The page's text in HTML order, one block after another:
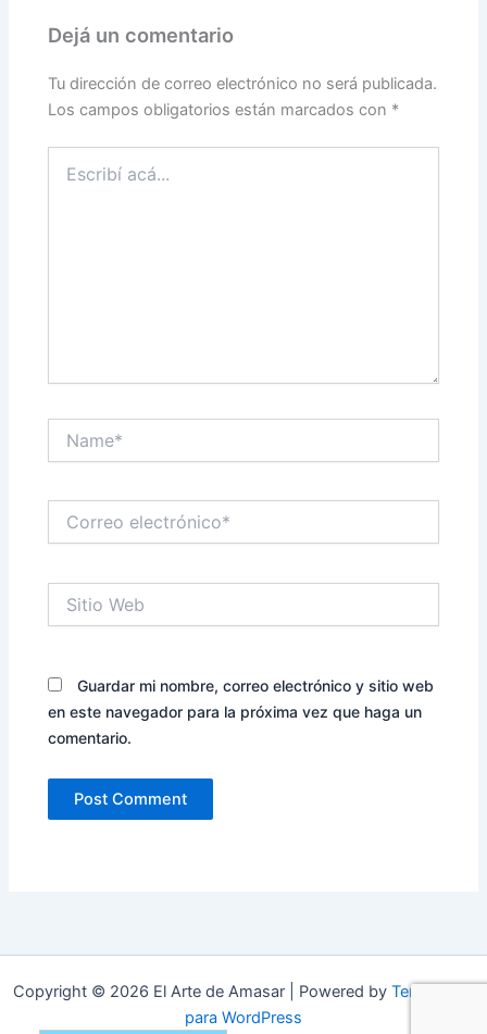
Dejá un comentario
Tu dirección de correo electrónico no será publicada.
Los campos obligatorios están marcados con *
acá...
electrónico*
Web
Guardar mi nombre, correo electrónico y sitio web
en este navegador para la próxima vez que haga un
comentario.
Copyright © 2026 El Arte de Amasar | Powered by Tema Astra
para WordPress